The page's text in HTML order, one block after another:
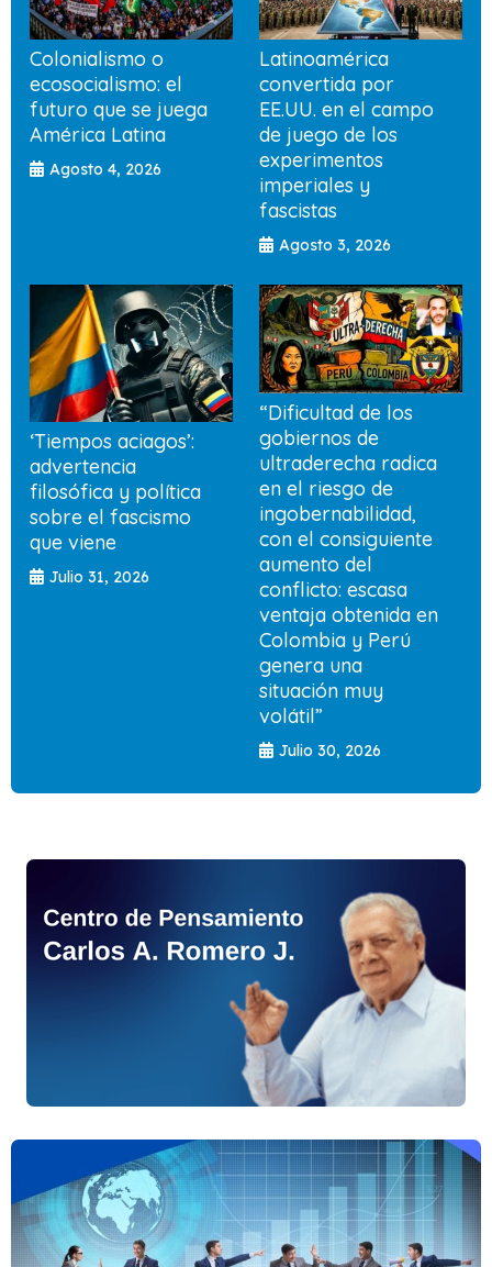
Colonialismo o
ecosocialismo: el
futuro que se juega
América Latina
Agosto 4, 2026
Latinoamérica
convertida por
EE.UU. en el campo
de juego de los
experimentos
imperiales y
fascistas
Agosto 3, 2026
‘Tiempos aciagos’:
advertencia
filosófica y política
sobre el fascismo
que viene
Julio 31, 2026
“Dificultad de los
gobiernos de
ultraderecha radica
en el riesgo de
ingobernabilidad,
con el consiguiente
aumento del
conflicto: escasa
ventaja obtenida en
Colombia y Perú
genera una
situación muy
volátil”
Julio 30, 2026